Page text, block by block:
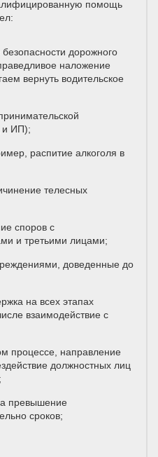
помощь
дорожного
наложение
вернуть водительское
и ИП);
распитие алкоголя в
телесных
споров с
и третьими лицами;
доведенные до
на всех этапах
взаимодействие с
процессе, направление
должностных лиц
превышение
сроков;